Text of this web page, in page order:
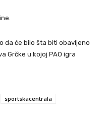
da će bilo šta biti obavljeno
Grčke u kojoj PAO igra
sportskacentrala